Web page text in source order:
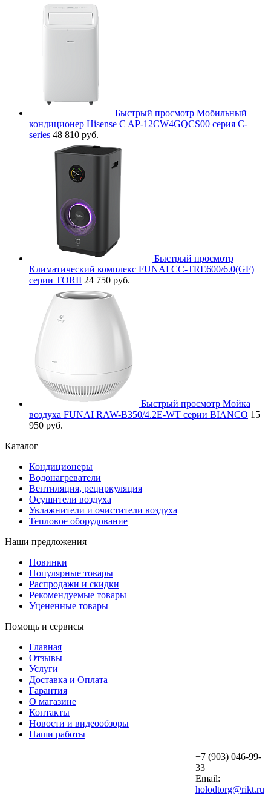
Быстрый просмотр Мобильный
кондиционер Hisense C AP-12CW4GQCS00 серия C-
series 48 810 руб.
Быстрый просмотр
Климатический комплекс FUNAI CC-TRE600/6.0(GF)
серии TORII 24 750 руб.
Быстрый просмотр Мойка
воздуха FUNAI RAW-B350/4.2E-WT серии BIANCO 15
950 руб.
Каталог
Кондиционеры
Водонагреватели
Вентиляция, рециркуляция
Осушители воздуха
Увлажнители и очистители воздуха
Тепловое оборудование
Наши предложения
Новинки
Популярные товары
Распродажи и скидки
Рекомендуемые товары
Уцененные товары
Помощь и сервисы
Главная
Отзывы
Услуги
Доставка и Оплата
Гарантия
О магазине
Контакты
Новости и видеообзоры
Наши работы
+7 (903) 046-99-
33
Email:
holodtorg@rikt.ru